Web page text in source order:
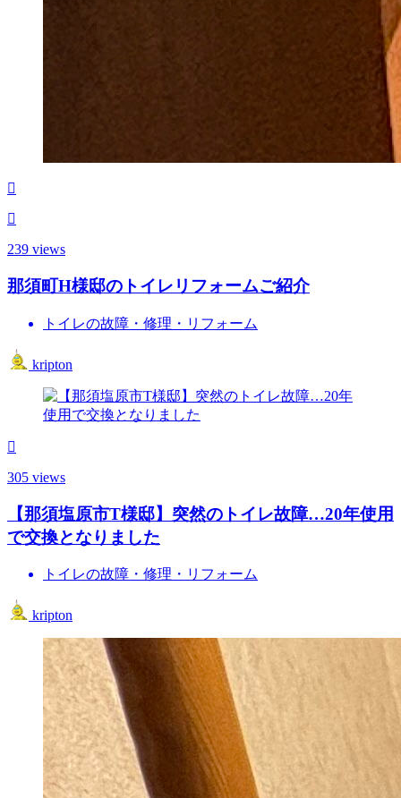
239 views
那須町H様邸のトイレリフォームご紹介
トイレの故障・修理・リフォーム
kripton
305 views
【那須塩原市T様邸】突然のトイレ故障…20年使用
で交換となりました
トイレの故障・修理・リフォーム
kripton